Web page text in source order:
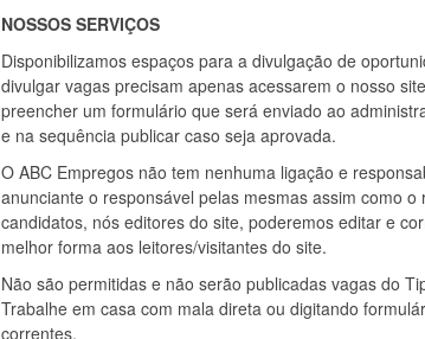
NOSSOS SERVIÇOS
Disponibilizamos espaços para a divulgação de
divulgar vagas precisam apenas acessarem o nosso
preencher um formulário que será enviado ao
e na sequência publicar caso seja aprovada.
O ABC Empregos não tem nenhuma ligação e
anunciante o responsável pelas mesmas assim como
candidatos, nós editores do site, poderemos editar e
melhor forma aos leitores/visitantes do site.
Não são permitidas e não serão publicadas vagas do
Trabalhe em casa com mala direta ou digitando
correntes.